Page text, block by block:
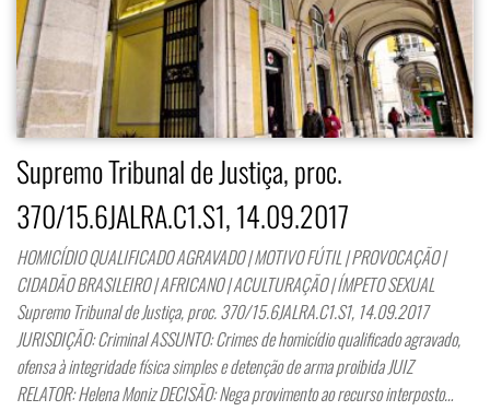
Supremo Tribunal de Justiça, proc.
370/15.6JALRA.C1.S1, 14.09.2017
HOMICÍDIO QUALIFICADO AGRAVADO | MOTIVO FÚTIL | PROVOCAÇÃO |
CIDADÃO BRASILEIRO | AFRICANO | ACULTURAÇÃO | ÍMPETO SEXUAL
Supremo Tribunal de Justiça, proc. 370/15.6JALRA.C1.S1, 14.09.2017
JURISDIÇÃO: Criminal ASSUNTO: Crimes de homicídio qualificado agravado,
ofensa à integridade física simples e detenção de arma proibida JUIZ
RELATOR: Helena Moniz DECISÃO: Nega provimento ao recurso interposto…